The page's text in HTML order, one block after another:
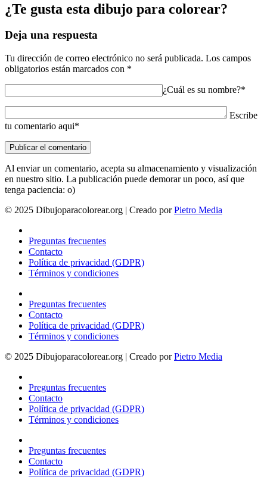
¿Te gusta esta dibujo para colorear?
Deja una respuesta
Tu dirección de correo electrónico no será publicada. Los campos
obligatorios están marcados con *
¿Cuál es su nombre?*
Escribe
tu comentario aqui*
Al enviar un comentario, acepta su almacenamiento y visualización
en nuestro sitio. La publicación puede demorar un poco, así que
tenga paciencia: o)
© 2025 Dibujoparacolorear.org | Creado porPietro Media
Preguntas frecuentes
Contacto
Política de privacidad (GDPR)
Términos y condiciones
Preguntas frecuentes
Contacto
Política de privacidad (GDPR)
Términos y condiciones
© 2025 Dibujoparacolorear.org | Creado porPietro Media
Preguntas frecuentes
Contacto
Política de privacidad (GDPR)
Términos y condiciones
Preguntas frecuentes
Contacto
Política de privacidad (GDPR)